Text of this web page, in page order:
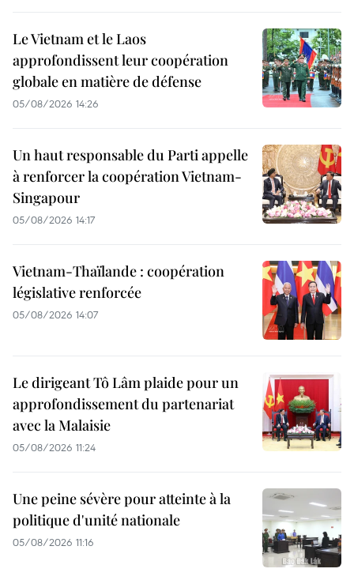
Le Vietnam et le Laos
approfondissent leur coopération
globale en matière de défense
05/08/2026 14:26
Un haut responsable du Parti appelle
à renforcer la coopération Vietnam-
Singapour
05/08/2026 14:17
Vietnam-Thaïlande : coopération
législative renforcée
05/08/2026 14:07
Le dirigeant Tô Lâm plaide pour un
approfondissement du partenariat
avec la Malaisie
05/08/2026 11:24
Une peine sévère pour atteinte à la
politique d'unité nationale
05/08/2026 11:16